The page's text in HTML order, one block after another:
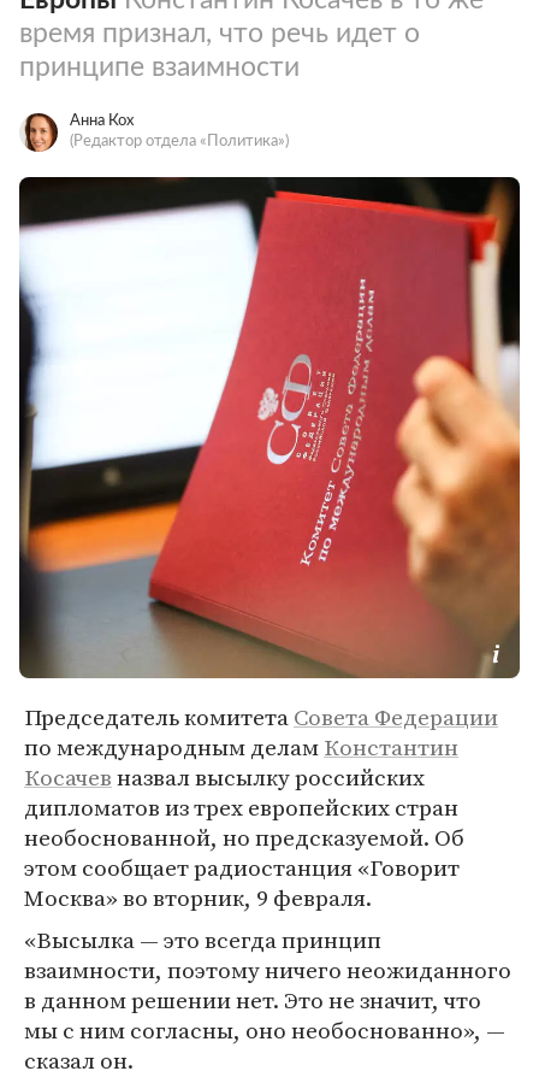
время признал, что речь идет о
принципе взаимности
Анна Кох
(Редактор отдела «Политика»)
Председатель комитетаСовета Федерации
по международным деламКонстантин
Косачевназвал высылку российских
дипломатов из трех европейских стран
необоснованной, но предсказуемой. Об
этом сообщает радиостанция «Говорит
Москва» во вторник, 9 февраля.
«Высылка — это всегда принцип
взаимности, поэтому ничего неожиданного
в данном решении нет. Это не значит, что
мы с ним согласны, оно необоснованно», —
сказал он.